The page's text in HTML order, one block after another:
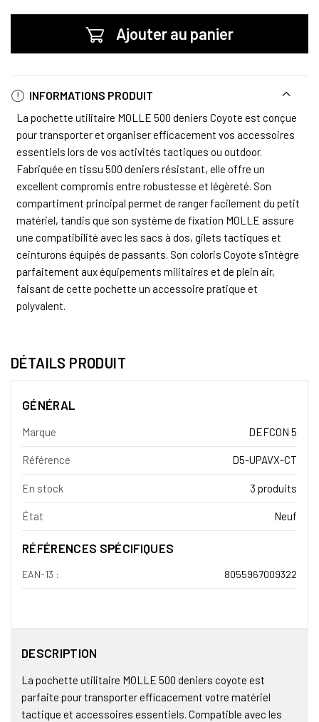
Ajouter au panier
INFORMATIONS PRODUIT
La pochette utilitaire MOLLE 500 deniers Coyote est conçue
pour transporter et organiser efficacement vos accessoires
essentiels lors de vos activités tactiques ou outdoor.
Fabriquée en tissu 500 deniers résistant, elle offre un
excellent compromis entre robustesse et légèreté. Son
compartiment principal permet de ranger facilement du petit
matériel, tandis que son système de fixation MOLLE assure
une compatibilité avec les sacs à dos, gilets tactiques et
ceinturons équipés de passants. Son coloris Coyote s'intègre
parfaitement aux équipements militaires et de plein air,
faisant de cette pochette un accessoire pratique et
polyvalent.
DÉTAILS PRODUIT
GÉNÉRAL
Marque DEFCON 5
Référence D5-UPAVX-CT
En stock 3 produits
État Neuf
RÉFÉRENCES SPÉCIFIQUES
EAN-13 : 8055967009322
DESCRIPTION
La pochette utilitaire MOLLE 500 deniers coyote est
parfaite pour transporter efficacement votre matériel
tactique et accessoires essentiels. Compatible avec les